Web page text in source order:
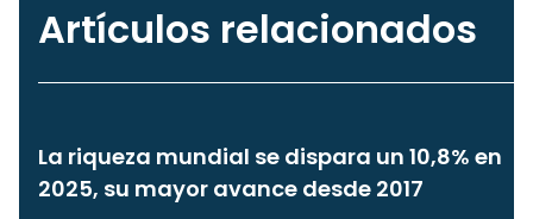
Artículos relacionados
La riqueza mundial se dispara un 10,8% en
2025, su mayor avance desde 2017